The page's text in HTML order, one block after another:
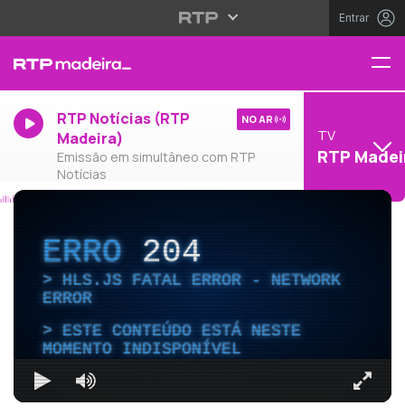
Entrar
RTP Notícias (RTP
Madeira)
Emissão em simultâneo com RTP
Notícias
NO AR
TV
RTP
ERRO204
HLS.JS FATAL ERROR - NETWORK
ERROR
ESTE CONTEÚDO ESTÁ NESTE
MOMENTO INDISPONÍVEL